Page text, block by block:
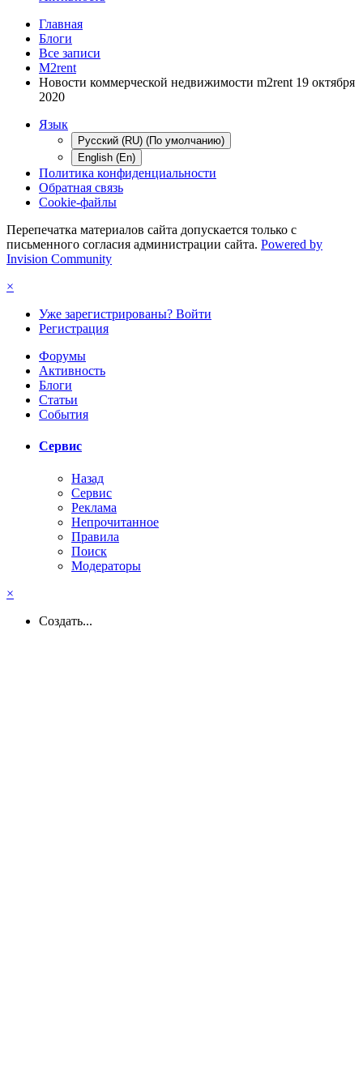
Главная
Блоги
Все записи
M2rent
Новости коммерческой недвижимости m2rent 19 октября
2020
Язык
Русский (RU) (По умолчанию)
English (En)
Политика конфиденциальности
Обратная связь
Cookie-файлы
Перепечатка материалов сайта допускается только с
письменного согласия администрации сайта. Powered by
Invision Community
×
Уже зарегистрированы? Войти
Регистрация
Форумы
Активность
Блоги
Статьи
События
Сервис
Назад
Сервис
Реклама
Непрочитанное
Правила
Поиск
Модераторы
×
Создать...